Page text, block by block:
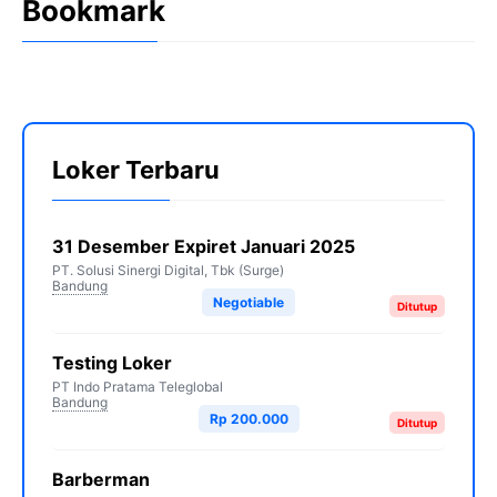
Bookmark
Loker Terbaru
31 Desember Expiret Januari 2025
PT. Solusi Sinergi Digital, Tbk (Surge)
Bandung
Ditutup
Negotiable
Testing Loker
PT Indo Pratama Teleglobal
Bandung
Ditutup
Rp 200.000
Barberman